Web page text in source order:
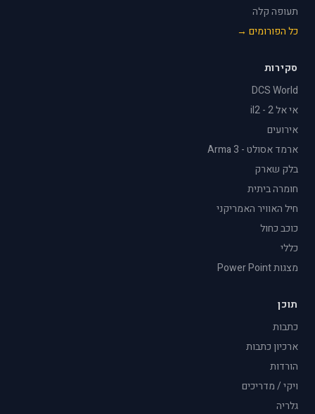
תעופה קלה
כל הפורומים →
סקירות
DCS World
אי אל 2 - il2
אירועים
ארמד אסולט - Arma 3
בלק שארק
חומרה ביתית
חיל האוויר האמריקני
כוכב כחול
כללי
מצגות Power Point
תוכן
כתבות
ארכיון כתבות
הורדות
ויקי / מדריכים
גלריה